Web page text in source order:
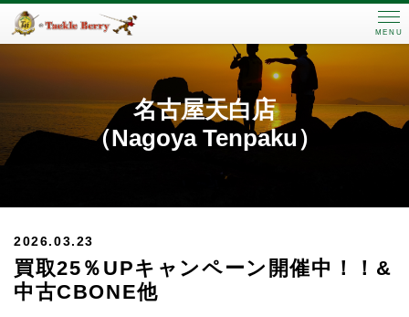
MENU
名古屋天白店
（Nagoya Tenpaku）
2026.03.23
買取25％UPキャンペーン開催中！！&
中古CBONE他